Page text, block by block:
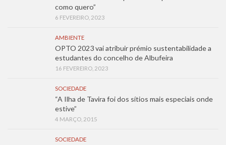
como quero”
6 FEVEREIRO, 2023
AMBIENTE
OPTO 2023 vai atribuir prémio sustentabilidade a
estudantes do concelho de Albufeira
16 FEVEREIRO, 2023
SOCIEDADE
“A Ilha de Tavira foi dos sítios mais especiais onde
estive”
4 MARÇO, 2015
SOCIEDADE